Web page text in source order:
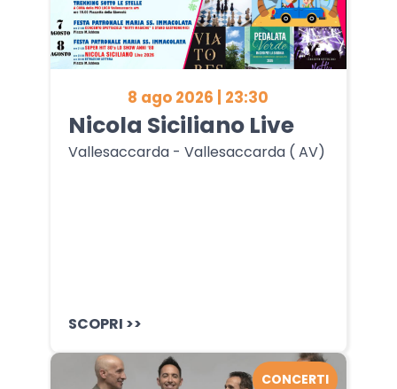
8 ago 2026 | 23:30
Nicola Siciliano Live
Vallesaccarda - Vallesaccarda ( AV)
SCOPRI >>
CONCERTI